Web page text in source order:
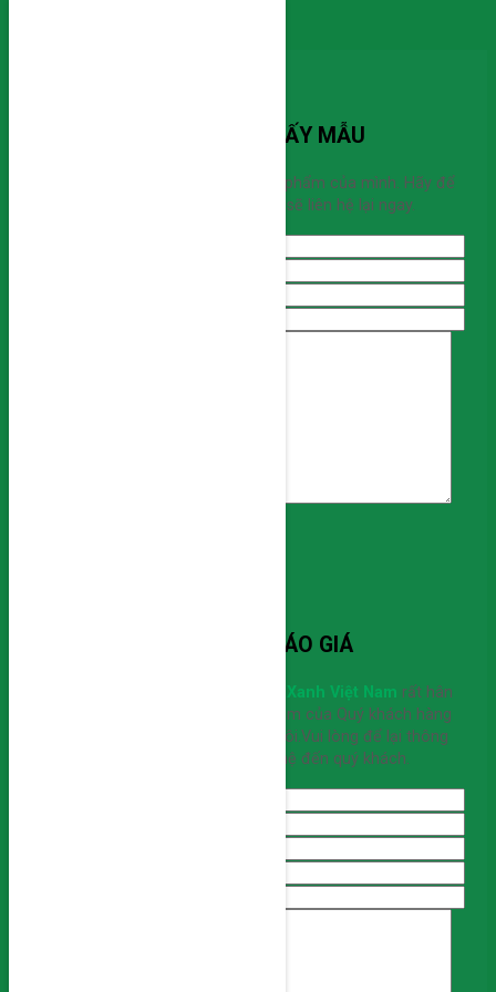
ĐĂNG KÝ SẤY MẪU
Bạn đang cần sấy mẫu sản phẩm của mình. Hãy để
lại thông tin chúng tôi sẽ liên hệ lại ngay.
LIÊN HỆ BÁO GIÁ
Công ty Cổ Phần Kỹ Nghệ Xanh Việt Nam rất hân
hạnh nhận được sự quan tâm của Quý khách hàng
đến sản phẩm của chúng tôi.Vui lòng để lại thông
tin, chúng tôi sẽ liên hệ đến quý khách.